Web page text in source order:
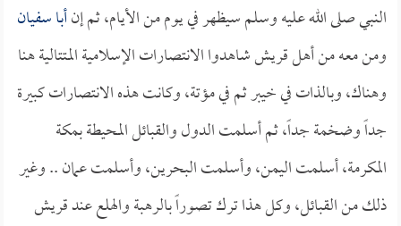
النبي صلى الله عليه وسلم سيظهر في يوم من الأيام، ثم إنأبا سفيان
ومن معه من أهل قريش شاهدوا الانتصارات الإسلامية المتتالية هنا
وهناك، وبالذات في خيبر ثم في مؤتة، وكانت هذه الانتصارات كبيرة
جداً وضخمة جداً، ثم أسلمت الدول والقبائل المحيطة بمكة
المكرمة، أسلمت اليمن، وأسلمت البحرين، وأسلمت عمان .. وغير
ذلك من القبائل، وكل هذا ترك تصوراً بالرهبة والهلع عند قريش